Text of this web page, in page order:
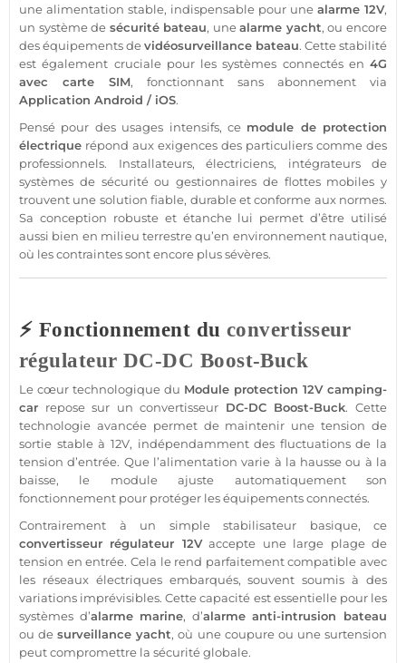
une alimentation stable, indispensable pour une alarme 12V,
un systèmede sécurité bateau, unealarme yacht, ou encore
des équipements devidéosurveillance bateau. Cette stabilité
est également cruciale pour les systèmes connectés en 4G
avec carte SIM, fonctionnant sans abonnement via
Application Android / iOS.
Pensé pour des usages intensifs, ce module de protection
électrique répond aux exigences des particuliers comme des
professionnels. Installateurs, électriciens, intégrateurs de
systèmes de sécuritéou gestionnaires de flottes mobiles y
trouvent une solutionfiable, durable et conforme aux normes.
Sa conception robuste et étanche lui permet d’être utilisé
aussi bien en milieu terrestre qu’en environnement nautique,
où les contraintes sont encore plus sévères.
⚡ Fonctionnement duconvertisseur
régulateur DC-DC Boost-Buck
Le cœur technologique du Module protection 12V camping-
car repose sur unconvertisseur DC-DC Boost-Buck. Cette
technologie avancée permet de maintenir une tension de
sortie stable à 12V, indépendamment des fluctuations de la
tension d’entrée. Que l’alimentation varie à la hausse ou à la
baisse, le moduleajuste automatiquement son
fonctionnement pour protéger les équipements connectés.
Contrairement à un simple stabilisateur basique, ce
convertisseur régulateur 12Vaccepte une large plage de
tension en entrée. Cela le rend parfaitementcompatible avec
les réseaux électriques embarqués, souvent soumis à des
variations imprévisibles. Cette capacité est essentielle pour les
systèmes d’alarme marine, d’alarmeanti-intrusion bateau
ou desurveillance yacht, où une coupure ou une surtension
peut compromettre la sécuritéglobale.